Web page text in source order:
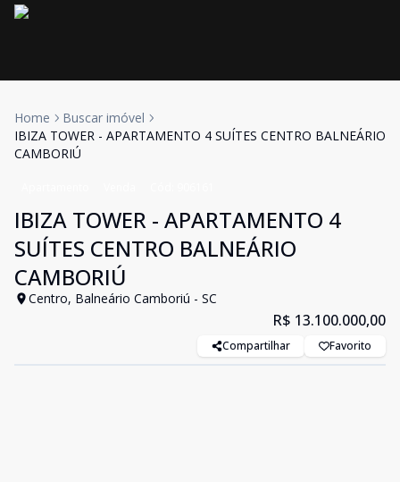
Home
Buscar imóvel
IBIZA TOWER - APARTAMENTO 4 SUÍTES CENTRO BALNEÁRIO
CAMBORIÚ
IBIZA TOWER - APARTAMENTO 4
SUÍTES CENTRO BALNEÁRIO
CAMBORIÚ
Centro, Balneário Camboriú - SC
R$ 13.100.000,00
Compartilhar Favorito